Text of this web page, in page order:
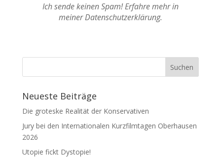
Ich sende keinen Spam! Erfahre mehr in
meiner Datenschutzerklärung.
Neueste Beiträge
Die groteske Realität der Konservativen
Jury bei den Internationalen Kurzfilmtagen Oberhausen
2026
Utopie fickt Dystopie!